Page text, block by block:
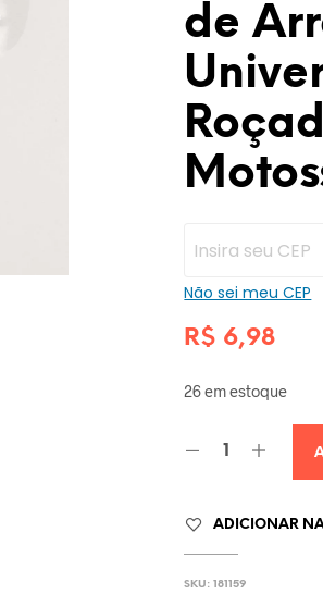
de
Não sei meu CEP
R$ 6,98
26 em estoque
ADICIONAR NA
SKU:181159